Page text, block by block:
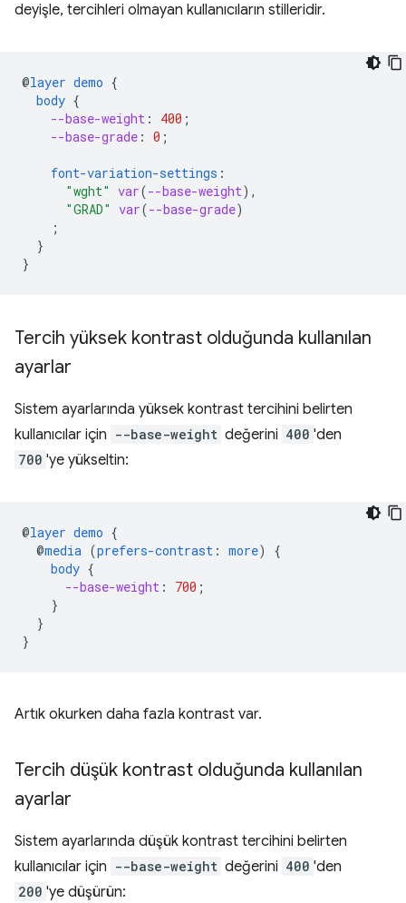
deyişle, tercihleri olmayan kullanıcıların stilleridir.
@layer demo {
body {
--base-weight : 400 ;
--base-grade : 0 ;
font-variation-settings :
"wght" var(--base-weight),
"GRAD" var(--base-grade)
;
}
}
Tercih yüksek kontrast olduğunda kullanılan
ayarlar
Sistem ayarlarında yüksek kontrast tercihini belirten
kullanıcılar için --base-weight değerini 400 'den
700 'ye yükseltin:
@layer demo {
@media (prefers-contrast : more)
{
body {
--base-weight : 700 ;
}
}
}
Artık okurken daha fazla kontrast var.
Tercih düşük kontrast olduğunda kullanılan
ayarlar
Sistem ayarlarında düşük kontrast tercihini belirten
kullanıcılar için --base-weight değerini 400 'den
200 'ye düşürün: